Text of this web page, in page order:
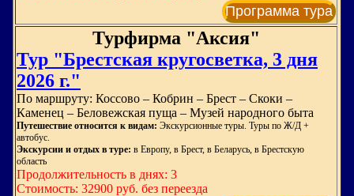
Программа тура
Турфирма "Аксия"
Тур "Брестская кругосветка, 3 дня
2026 г."
По маршруту: Коссово – Кобрин – Брест – Скоки –
Каменец – Беловежская пуща – Музей народного быта
Путешествие относится к видам: Экскурсионные туры. Туры по Ж/Д +
автобус.
Экскурсии и отдых в туре: в Европу, в Брест, в Беларусь, в Брестскую
область
Продолжительность в днях: 3
Стоимость: 32900 руб. без переезда